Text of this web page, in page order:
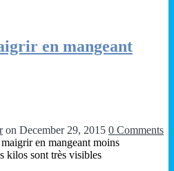
en mangeant
on December 29, 2015 0 Comments
kilos sont très visibles